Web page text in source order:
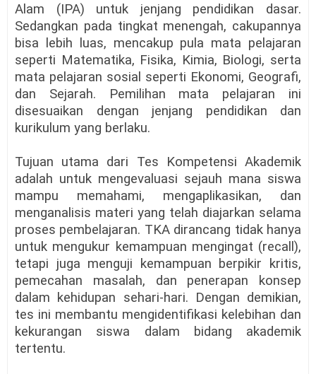
Alam (IPA) untuk jenjang pendidikan dasar.
Sedangkan pada tingkat menengah, cakupannya
bisa lebih luas, mencakup pula mata pelajaran
seperti Matematika, Fisika, Kimia, Biologi, serta
mata pelajaran sosial seperti Ekonomi, Geografi,
dan Sejarah. Pemilihan mata pelajaran ini
disesuaikan dengan jenjang pendidikan dan
kurikulum yang berlaku.
Tujuan utama dari Tes Kompetensi Akademik
adalah untuk mengevaluasi sejauh mana siswa
mampu memahami, mengaplikasikan, dan
menganalisis materi yang telah diajarkan selama
proses pembelajaran. TKA dirancang tidak hanya
untuk mengukur kemampuan mengingat (recall),
tetapi juga menguji kemampuan berpikir kritis,
pemecahan masalah, dan penerapan konsep
dalam kehidupan sehari-hari. Dengan demikian,
tes ini membantu mengidentifikasi kelebihan dan
kekurangan siswa dalam bidang akademik
tertentu.